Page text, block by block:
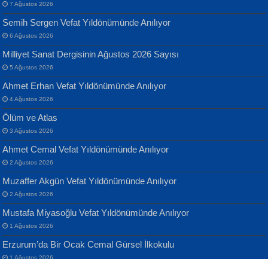
MUSTAFA KELOĞLU
Yarına İz Bırakmak...
ATİLLA ÖZEN
Sultan Olmadan Önce Eyüp...
EKREM KARABABA
Yılmaz Ekinci
Geceye Söylenen...
Banu Sancak
Defterimden İçeri...
İsmail Aydos
İnkisar...
7 Ağustos 2026
Semih Sergen Vefat Yıldönümünde Anılıyor
6 Ağustos 2026
Milliyet Sanat Dergisinin Ağustos 2026 Sayısı
5 Ağustos 2026
Ahmet Erhan Vefat Yıldönümünde Anılıyor
4 Ağustos 2026
Ölüm ve Atlas
3 Ağustos 2026
Ahmet Cemal Vefat Yıldönümünde Anılıyor
2 Ağustos 2026
Muzaffer Akgün Vefat Yıldönümünde Anılıyor
2 Ağustos 2026
Mustafa Miyasoğlu Vefat Yıldönümünde Anılıyor
1 Ağustos 2026
Erzurum’da Bir Ocak Cemal Gürsel İlkokulu